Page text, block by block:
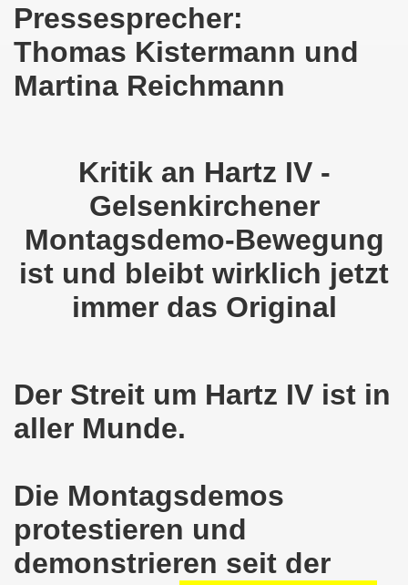
Pressesprecher:
Thomas Kistermann und
Martina Reichmann
Kritik an Hartz IV -
Gelsenkirchener
Montagsdemo-Bewegung
ist und bleibt wirklich jetzt
immer das Original
Der Streit um Hartz IV ist in
aller Munde.
Die Montagsdemos
protestieren und
demonstrieren seit der
gegen Kundgebung und gegen Frank Oettler
durch die Innenstädte von Stuttgart, von Erfurt
Bewegung am 09.10.2023 um 17.30 Uhr auf dem
Bewegung - feier am 11.09.2023 um 17.30 Uhr auf
Bewegung als Korrespondenz veröffentlicht von
solidarisiert sich am 10.07.2023 mit Jan
am 10.07.2023 auf dem Heinrich-König-
Bewegung Gelsenkirchen sagt am 12.06.2023 „Nein“
der Befreiung vom Hitler-Faschismus - aktiver
dem Heinrich-König-Platz als Kundgebungsplatz
solidarisch mit den Betroffenen am
am 13.02.2023: Aktiver Widerstand gegen